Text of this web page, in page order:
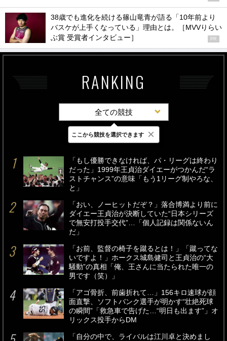
38歳でも進化を続ける篠山竜青が語る「10年前より
バスケが上手くなっている」理由とは。［MVVりらい
ぶ賞 受賞者インタビュー］
PR
RANKING
全ての競技
最新 24時間 週間
「もし優勝できなければ、パ・リーグは終わり
だった」1999年王貞治ダイエーがつかんだ“ラ
ストチャンス”の意味「もう1リーグ制やろな、
と」
「おい、ノーヒットだぞ？」落合博満より前に
ダイエー王貞治が決断していた“日本シリーズ
で無安打投手交代”…「個人記録は関係ないん
だ」
「お前、監督の椅子を蹴るとは！」「蹴ってな
いですよ！」ホークス城島健司と王貞治の“大
騒動”の真相「俺、王さんに当たられた唯一の
男です（笑）」
「アゴ骨折、前歯折れて…」156キロ速球が顔
面直撃、ソフトバンク選手が明かす“壮絶死球
の瞬間”「救急車で告げた…“明日も出ます”」オ
リックス投手からDM
「自分の中で、ライバルは江川卓と決めまし
ここから競技を選択できます ×